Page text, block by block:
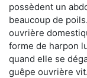
possèdent un
beaucoup de
ouvrière
forme de harpon
quand elle se
guêpe ouvrière